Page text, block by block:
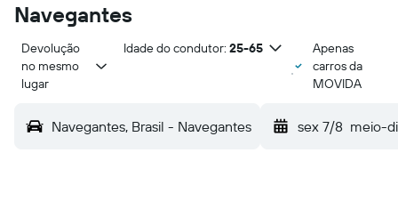
Navegantes
Devolução
no mesmo
lugar
Idade do condutor: 25-65
Apenas
carros da
MOVIDA
Navegantes, Brasil - Navegantes sex 7/8 meio-